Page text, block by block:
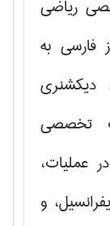
ریاضی
فارسی به
دیکشنری
تخصصی
عملیات،
، و